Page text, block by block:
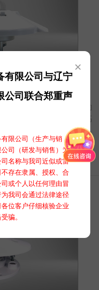
×
有限公司与辽宁
公司联合郑重声
限公司（生产与销
司（研发与销售）为
名称与我司近似或雷
存在隶属、授权、合
或个人以任何理由冒
我司会通过法律途径
位客户仔细核验企业
骗。
UV系列
和记录环境中280-400nm的
测设备。产品特点在于其高
确捕捉并反映紫外辐射的变
测、皮肤健康研究还是户外
都发挥着至关重要的作用。
对环境及人体健康的影响，
全预警提供有力支持。